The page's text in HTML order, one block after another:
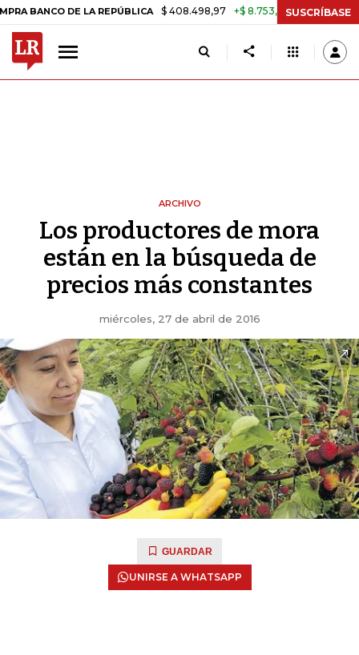
BANCO DE LA REPÚBLICA $ 408.498,97 +$ 8.753,81 +2,19% TASA
SUSCRÍBASE
ARCHIVO
Los productores de mora
están en la búsqueda de
precios más constantes
miércoles, 27 de abril de 2016
GUARDAR
UNIRSE A WHATSAPP